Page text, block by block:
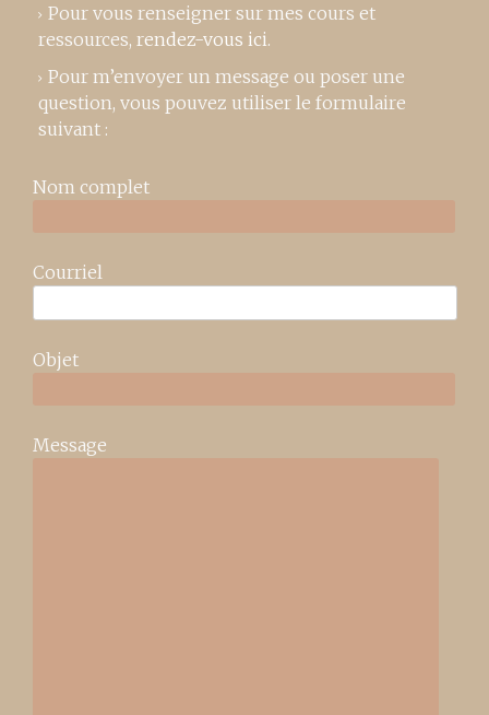
Pour vous renseigner sur mes cours et
ressources, rendez-vous ici.
Pour m’envoyer un message ou poser une
question, vous pouvez utiliser le formulaire
suivant :
Nom complet
Courriel
Objet
Message